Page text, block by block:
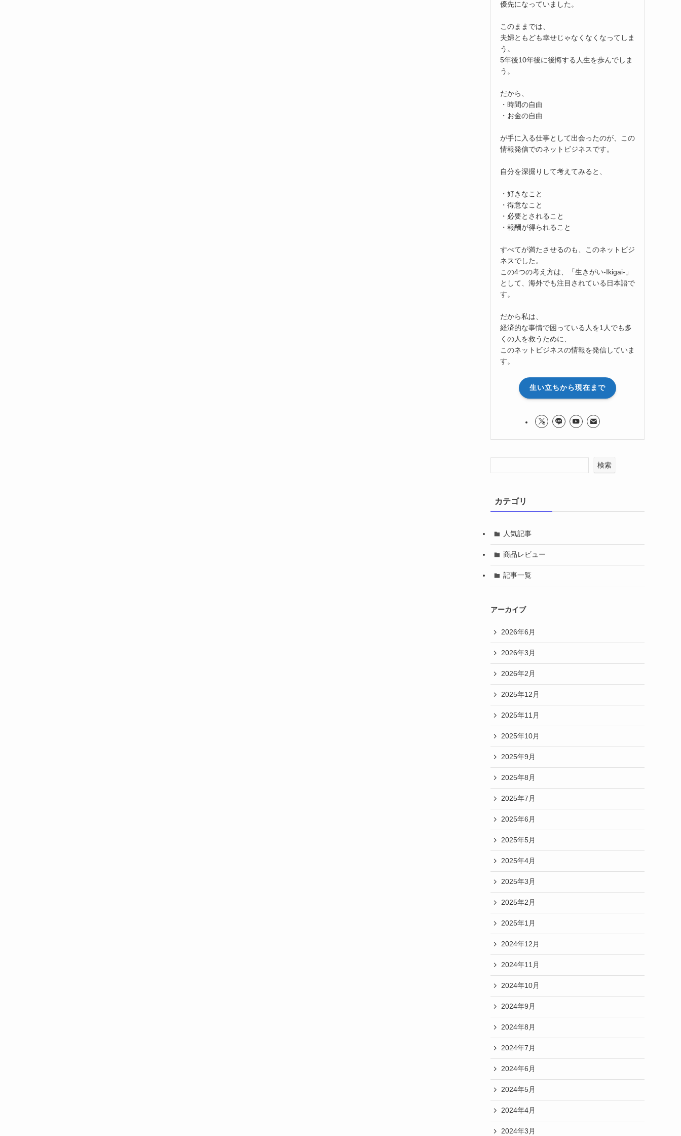
優先になっていました。
このままでは、
夫婦ともども幸せじゃなくなくなってしま
う。
5年後10年後に後悔する人生を歩んでしま
う。
だから、
・時間の自由
・お金の自由
が手に入る仕事として出会ったのが、この
情報発信でのネットビジネスです。
自分を深掘りして考えてみると、
・好きなこと
・得意なこと
・必要とされること
・報酬が得られること
すべてが満たさせるのも、このネットビジ
ネスでした。
この4つの考え方は、「生きがい-Ikigai-」
として、海外でも注目されている日本語で
す。
だから私は、
経済的な事情で困っている人を1人でも多
くの人を救うために、
このネットビジネスの情報を発信していま
す。
生い立ちから現在まで
検索
カテゴリ
人気記事
商品レビュー
記事一覧
アーカイブ
2026年6月
2026年3月
2026年2月
2025年12月
2025年11月
2025年10月
2025年9月
2025年8月
2025年7月
2025年6月
2025年5月
2025年4月
2025年3月
2025年2月
2025年1月
2024年12月
2024年11月
2024年10月
2024年9月
2024年8月
2024年7月
2024年6月
2024年5月
2024年4月
2024年3月